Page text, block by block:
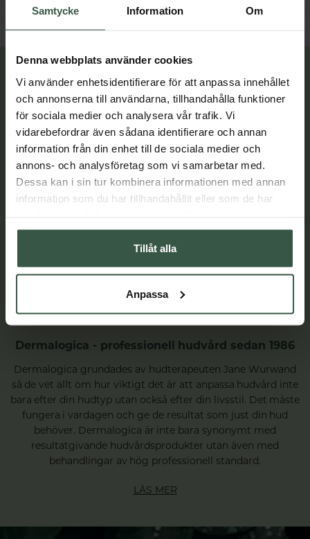
Samtycke Information Om
Denna webbplats använder cookies
Vi använder enhetsidentifierare för att anpassa innehållet
och annonserna till användarna, tillhandahålla funktioner
för sociala medier och analysera vår trafik. Vi
vidarebefordrar även sådana identifierare och annan
information från din enhet till de sociala medier och
annons- och analysföretag som vi samarbetar med.
Dessa kan i sin tur kombinera informationen med annan
information som du har tillhandahållit eller som de har
Tillåt alla
Anpassa
Lär dig mer
Dermalogica - professionell hudvård sedan 1986
Dermalogica grundades av hudterapeuten Jane Wurwand
så de vet allt om hur viktigt det är att anpassa hudvård inte
bara efter din hudtyp utan också efter din livsstil. Det måste
fungera i vardagen och ge de resultat som just din hud
behöver. Dermalogica är inte bara synonymt med
resultatgivande hudvårdsprodukter utan även med
behandlingar av hög professionell standard.
LÄS MER